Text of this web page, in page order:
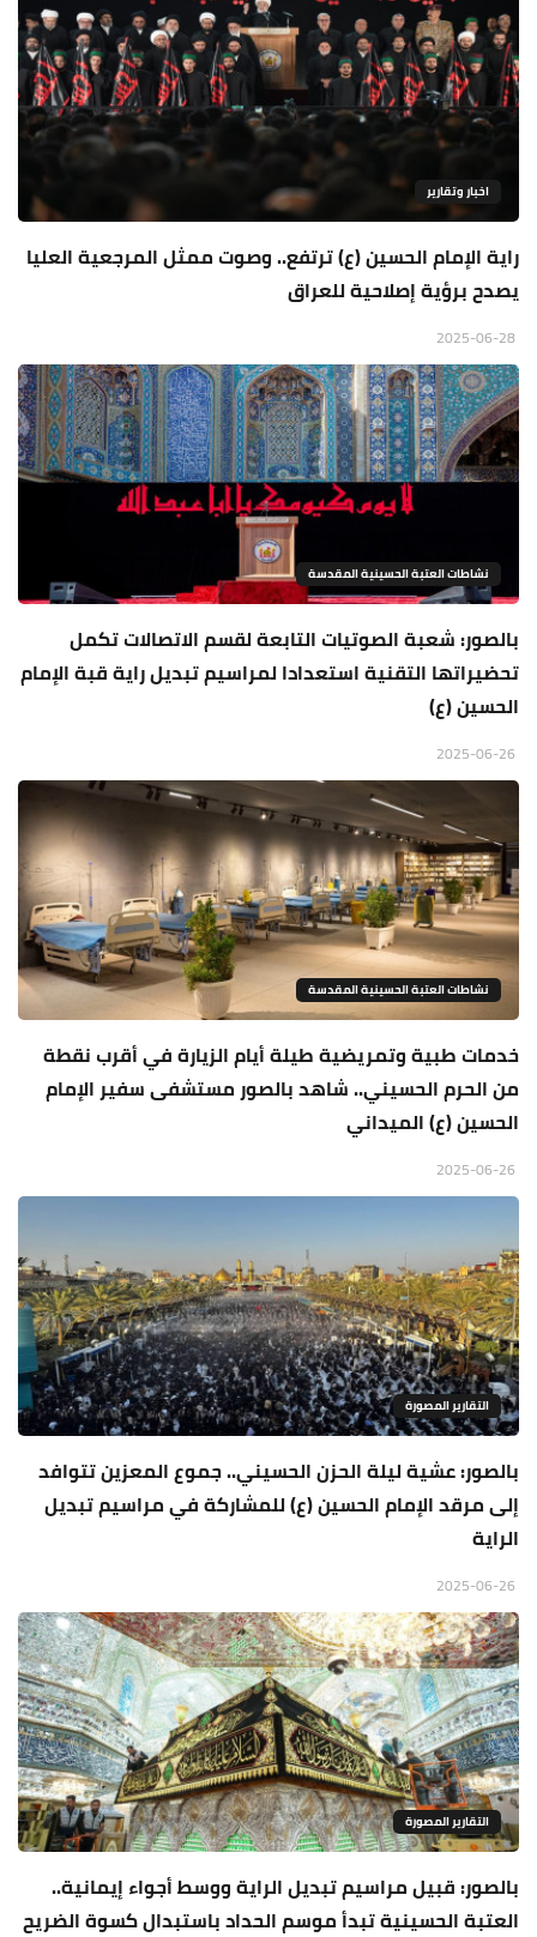
اخبار وتقارير
راية الإمام الحسين (ع) ترتفع.. وصوت ممثل المرجعية العليا
يصدح برؤية إصلاحية للعراق
نشاطات العتبة الحسينية المقدسة
بالصور: شعبة الصوتيات التابعة لقسم الاتصالات تكمل
تحضيراتها التقنية استعدادا لمراسيم تبديل راية قبة الإمام
الحسين (ع)
نشاطات العتبة الحسينية المقدسة
خدمات طبية وتمريضية طيلة أيام الزيارة في أقرب نقطة
من الحرم الحسيني.. شاهد بالصور مستشفى سفير الإمام
الحسين (ع) الميداني
التقارير المصورة
بالصور: عشية ليلة الحزن الحسيني.. جموع المعزين تتوافد
إلى مرقد الإمام الحسين (ع) للمشاركة في مراسيم تبديل
الراية
التقارير المصورة
بالصور: قبيل مراسيم تبديل الراية ووسط أجواء إيمانية..
العتبة الحسينية تبدأ موسم الحداد باستبدال كسوة الضريح